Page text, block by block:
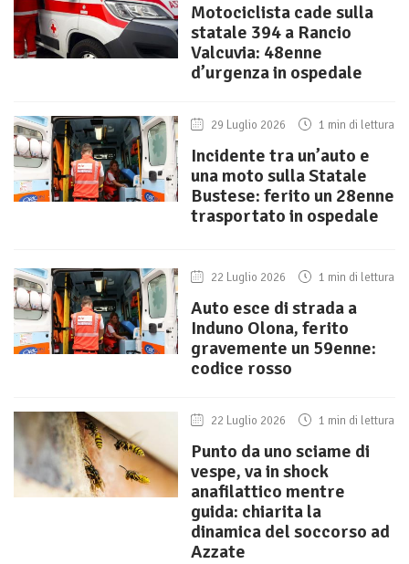
Motociclista cade sulla
statale 394 a Rancio
Valcuvia: 48enne
d’urgenza in ospedale
29 Luglio 2026 1 min di lettura
Incidente tra un’auto e
una moto sulla Statale
Bustese: ferito un 28enne
trasportato in ospedale
22 Luglio 2026 1 min di lettura
Auto esce di strada a
Induno Olona, ferito
gravemente un 59enne:
codice rosso
22 Luglio 2026 1 min di lettura
Punto da uno sciame di
vespe, va in shock
anafilattico mentre
guida: chiarita la
dinamica del soccorso ad
Azzate